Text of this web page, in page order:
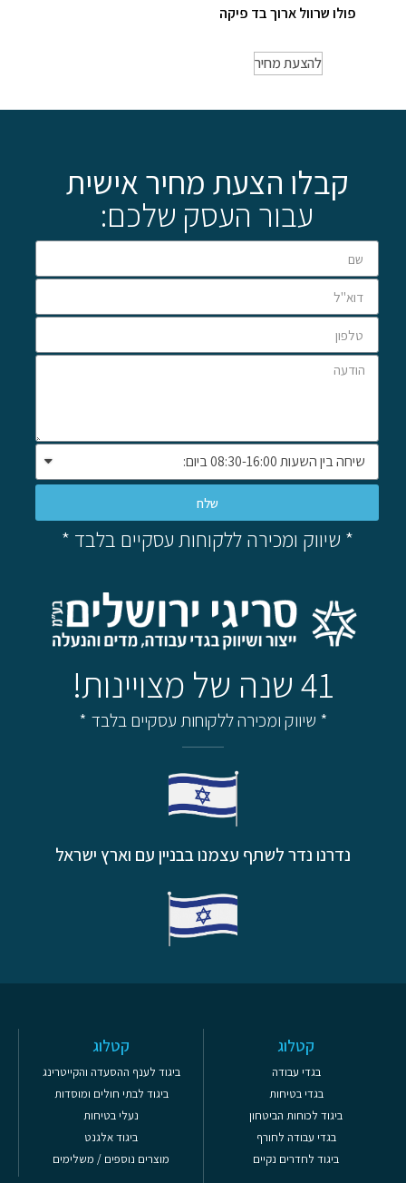
פולו שרוול ארוך בד פיקה
להצעת מחיר
קבלו הצעת מחיר אישית
עבור העסק שלכם:
שלח
* שיווק ומכירה ללקוחות עסקיים בלבד *
41 שנה של מצויינות!
* שיווק ומכירה ללקוחות עסקיים בלבד *
נדרנו נדר לשתף עצמנו בבניין עם וארץ ישראל
קטלוג
בגדי עבודה
בגדי בטיחות
ביגוד לכוחות הביטחון
בגדי עבודה לחורף
ביגוד לחדרים נקיים
קטלוג
ביגוד לענף ההסעדה והקייטרינג
ביגוד לבתי חולים ומוסדות
נעלי בטיחות
ביגוד אלגנט
מוצרים נוספים / משלימים